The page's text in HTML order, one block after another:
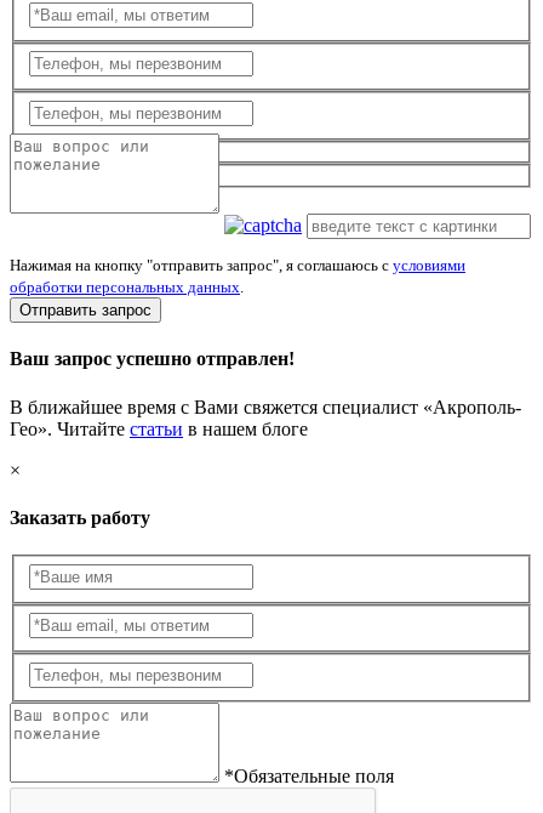
Нажимая на кнопку "отправить запрос", я соглашаюсь с условиями
обработки персональных данных.
Отправить запрос
Ваш запрос успешно отправлен!
В ближайшее время с Вами свяжется специалист «Акрополь-
Гео». Читайте статьи в нашем блоге
×
Заказать работу
*Обязательные поля